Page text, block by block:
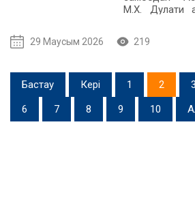
М.Х. Дулати
курс
қоржынына
29 Маусым 2026 219
Бастау Кері 1 2 3
6
7 8 9 10